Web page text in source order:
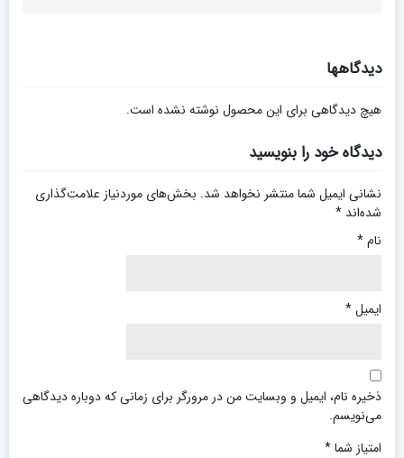
دیدگاهها
هیچ دیدگاهی برای این محصول نوشته نشده است.
دیدگاه خود را بنویسید
نشانی ایمیل شما منتشر نخواهد شد. بخش‌های موردنیاز علامت‌گذاری
شده‌اند *
نام*
ایمیل*
ذخیره نام، ایمیل و وبسایت من در مرورگر برای زمانی که دوباره دیدگاهی
می‌نویسم.
امتیاز شما*